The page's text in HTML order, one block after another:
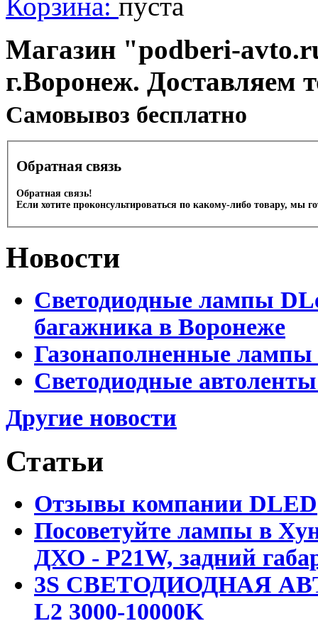
Магазин "podberi-
г.Воронеж. Доставляем
Cамовывоз бесплатно
Обратная связь
Обратная связь!
Если хотите проконсультироваться по какому-либо товару, мы
Новости
Светодиодные лампы
багажника в Воронеже
Газонаполненные
Светодиодные
Другие новости
Статьи
Отзывы компании DLED
Посоветуйте лампы в
ДХО - P21W, задний
3S СВЕТОДИОДНАЯ
L2 3000-10000K